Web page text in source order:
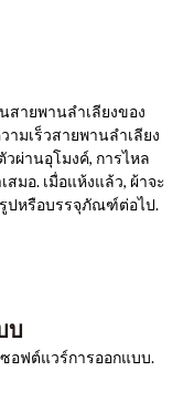
สายพานลำเลียงของ
มเร็วสายพานลำเลียง
ผ่านอุโมงค์, การไหล
มอ. เมื่อแห้งแล้ว, ผ้าจะ
รูปหรือบรรจุภัณฑ์ต่อไป.
บ
อฟต์แวร์การออกแบบ.